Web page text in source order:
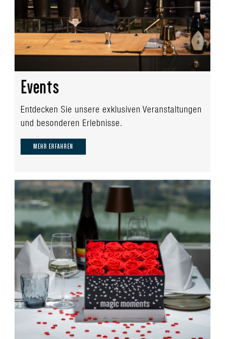
Events
Entdecken Sie unsere exklusiven Veranstaltungen
und besonderen Erlebnisse.
MEHR ERFAHREN